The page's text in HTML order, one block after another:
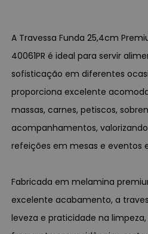
A Travessa Funda 25,4cm
40061PR é ideal para servir
sofisticação em diferentes
proporciona excelente
massas, carnes, petiscos,
acompanhamentos,
refeições em mesas e eventos
Fabricada em melamina
excelente acabamento, a
leveza e praticidade na